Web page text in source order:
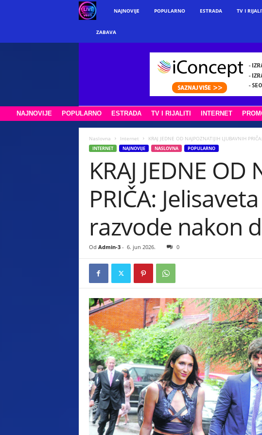
w
v
v
e
s
t
.
c
o
m
NAJNOVIJE POPULARNO ESTRADA TV I
ZABAVA
NAJNOVIJE POPULARNO ESTRADA TV I RIJALITI INTERNET
Naslovna Internet KRAJ JEDNE OD NAJPOZNATIJIH LJUBAVNIH
INTERNET NAJNOVIJE NASLOVNA POPULARNO
KRAJ JEDNE OD
PRIČA:
razvode nakon
Od Admin-3- 6. jun 2026. 0